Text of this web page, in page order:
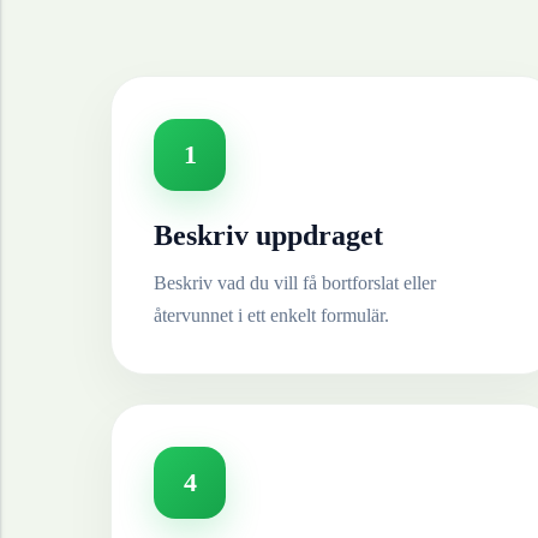
1
Beskriv uppdraget
Beskriv vad du vill få bortforslat eller
återvunnet i ett enkelt formulär.
4